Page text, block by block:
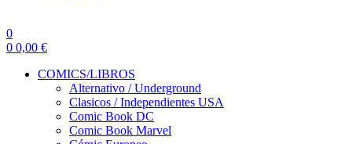
0
0 0,00 €
COMICS/LIBROS
Alternativo / Underground
Clasicos / Independientes USA
Comic Book DC
Comic Book Marvel